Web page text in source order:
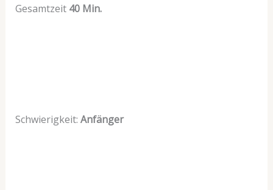
Gesamtzeit 40 Min.
Schwierigkeit: Anfänger